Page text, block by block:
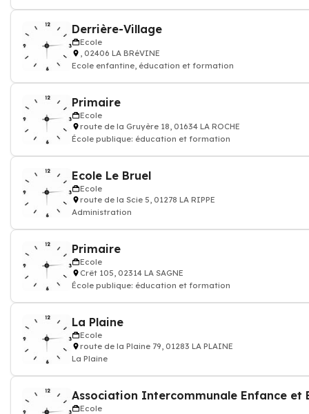
Derrière-Village
Ecole
, 02406 LA BRéVINE
Ecole enfantine, éducation et formation
Primaire
Ecole
route de la Gruyère 18, 01634 LA ROCHE
École publique: éducation et formation
Ecole Le Bruel
Ecole
route de la Scie 5, 01278 LA RIPPE
Administration
Primaire
Ecole
Crêt 105, 02314 LA SAGNE
École publique: éducation et formation
La Plaine
Ecole
route de la Plaine 79, 01283 LA PLAINE
La Plaine
Ecole